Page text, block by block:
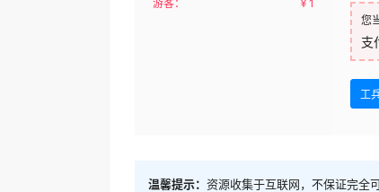
游客：
￥1
您
支
工
温馨提示： 资源收集于互联网，不保证完全